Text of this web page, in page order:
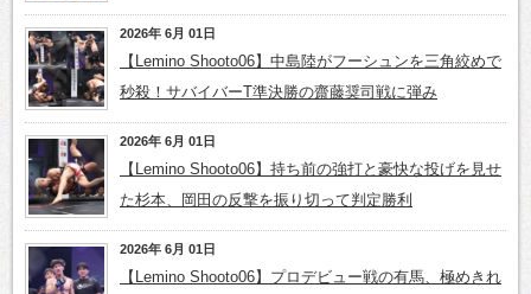
2026年 6月 01日
【Lemino Shooto06】中島陸がフーシュンを三角絞めで
秒殺！サバイバーT準決勝の齋藤奨司戦に弾み
2026年 6月 01日
【Lemino Shooto06】持ち前の強打と豪快な投げを見せ
た杉本、岡田の反撃を振り切って判定勝利
2026年 6月 01日
【Lemino Shooto06】プロデビュー戦の有馬、極めきれ